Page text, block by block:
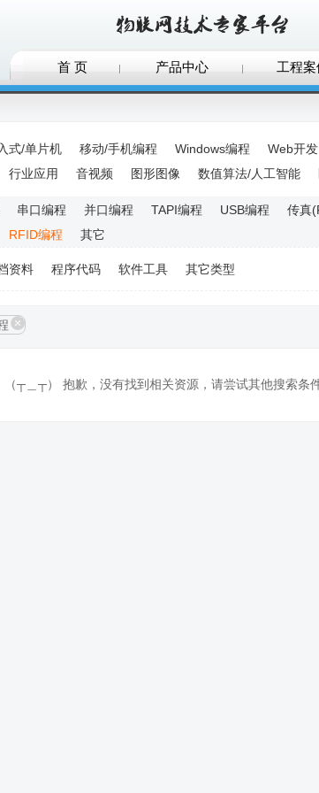
首 页 产品中心 工程案
式/单片机 移动/手机编程 Windows编程 Web开发
行业应用 音视频 图形图像 数值算法/人工智能
串口编程 并口编程 TAPI编程 USB编程 传真
RFID编程 其它
资料 程序代码 软件工具 其它类型
（┬＿┬） 抱歉，没有找到相关资源，请尝试其他搜索条